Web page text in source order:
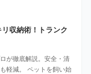
リ収納術！トランク
が徹底解説。安全・清
軽減。 ペットを飼い始